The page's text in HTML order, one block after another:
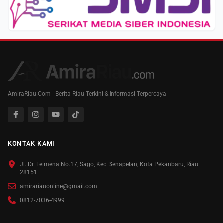
AmiraRiau.Com | Berita Riau Terkini & Informasi Terpercaya
KONTAK KAMI
Jl. Dr. Leimena No.17, Sago, Kec. Senapelan, Kota Pekanbaru, Riau
28151
amirariauonline@gmail.com
0812-7036-4999